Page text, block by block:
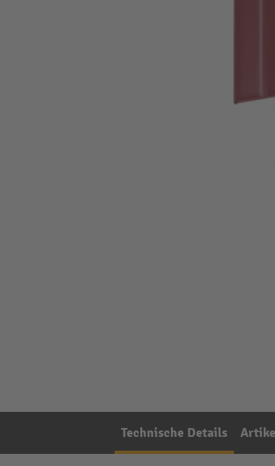
Technische Details